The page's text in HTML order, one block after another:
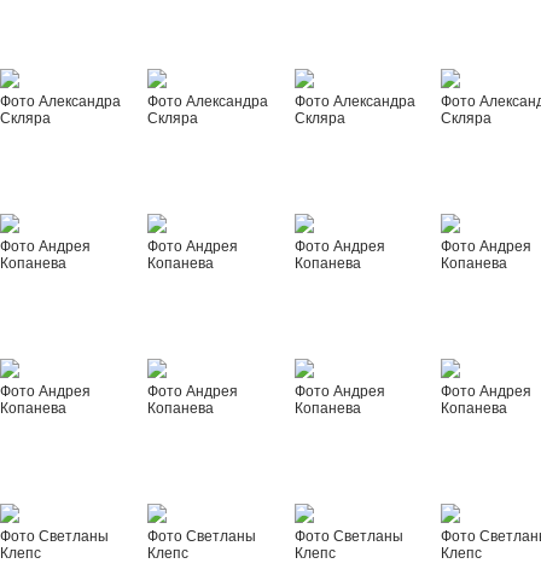
Фото Александра
Скляра
Фото Александра
Скляра
Фото Александра
Скляра
Фото
Скляра
Фото Андрея
Копанева
Фото Андрея
Копанева
Фото Андрея
Копанева
Фото Андрея
Копанева
Фото Андрея
Копанева
Фото Андрея
Копанева
Фото Андрея
Копанева
Фото Андрея
Копанева
Фото Светланы
Клепс
Фото Светланы
Клепс
Фото Светланы
Клепс
Фото
Клепс